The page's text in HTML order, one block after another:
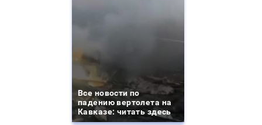
Все новости по
падению вертолета на
Кавказе: читать здесь